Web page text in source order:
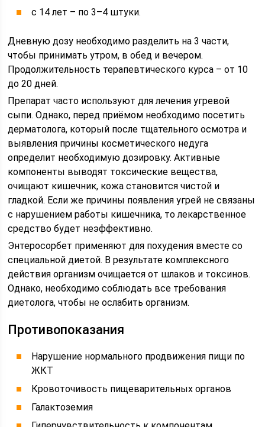
с 14 лет – по 3–4 штуки.
Дневную дозу необходимо разделить на 3 части,
чтобы принимать утром, в обед и вечером.
Продолжительность терапевтического курса – от 10
до 20 дней.
Препарат часто используют для лечения угревой
сыпи. Однако, перед приёмом необходимо посетить
дерматолога, который после тщательного осмотра и
выявления причины косметического недуга
определит необходимую дозировку. Активные
компоненты выводят токсические вещества,
очищают кишечник, кожа становится чистой и
гладкой. Если же причины появления угрей не связаны
с нарушением работы кишечника, то лекарственное
средство будет неэффективно.
Энтеросорбет применяют для похудения вместе со
специальной диетой. В результате комплексного
действия организм очищается от шлаков и токсинов.
Однако, необходимо соблюдать все требования
диетолога, чтобы не ослабить организм.
Противопоказания
Нарушение нормального продвижения пищи по
ЖКТ
Кровоточивость пищеварительных органов
Галактоземия